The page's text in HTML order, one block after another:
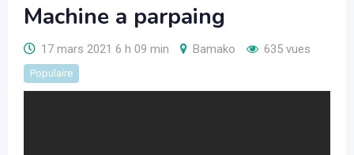
Machine a parpaing
17 mars 2021 6 h 09 min Bamako 635 vues
Populaire